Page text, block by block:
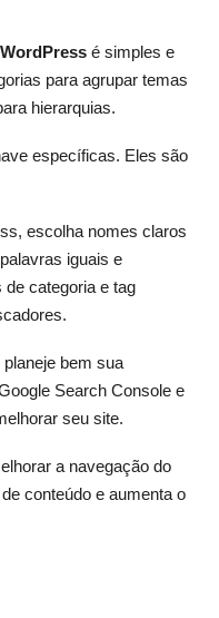
é simples e
para agrupar temas
hierarquias.
específicas. Eles são
escolha nomes claros
iguais e
categoria e tag
bem sua
Search Console e
seu site.
a navegação do
conteúdo e aumenta o